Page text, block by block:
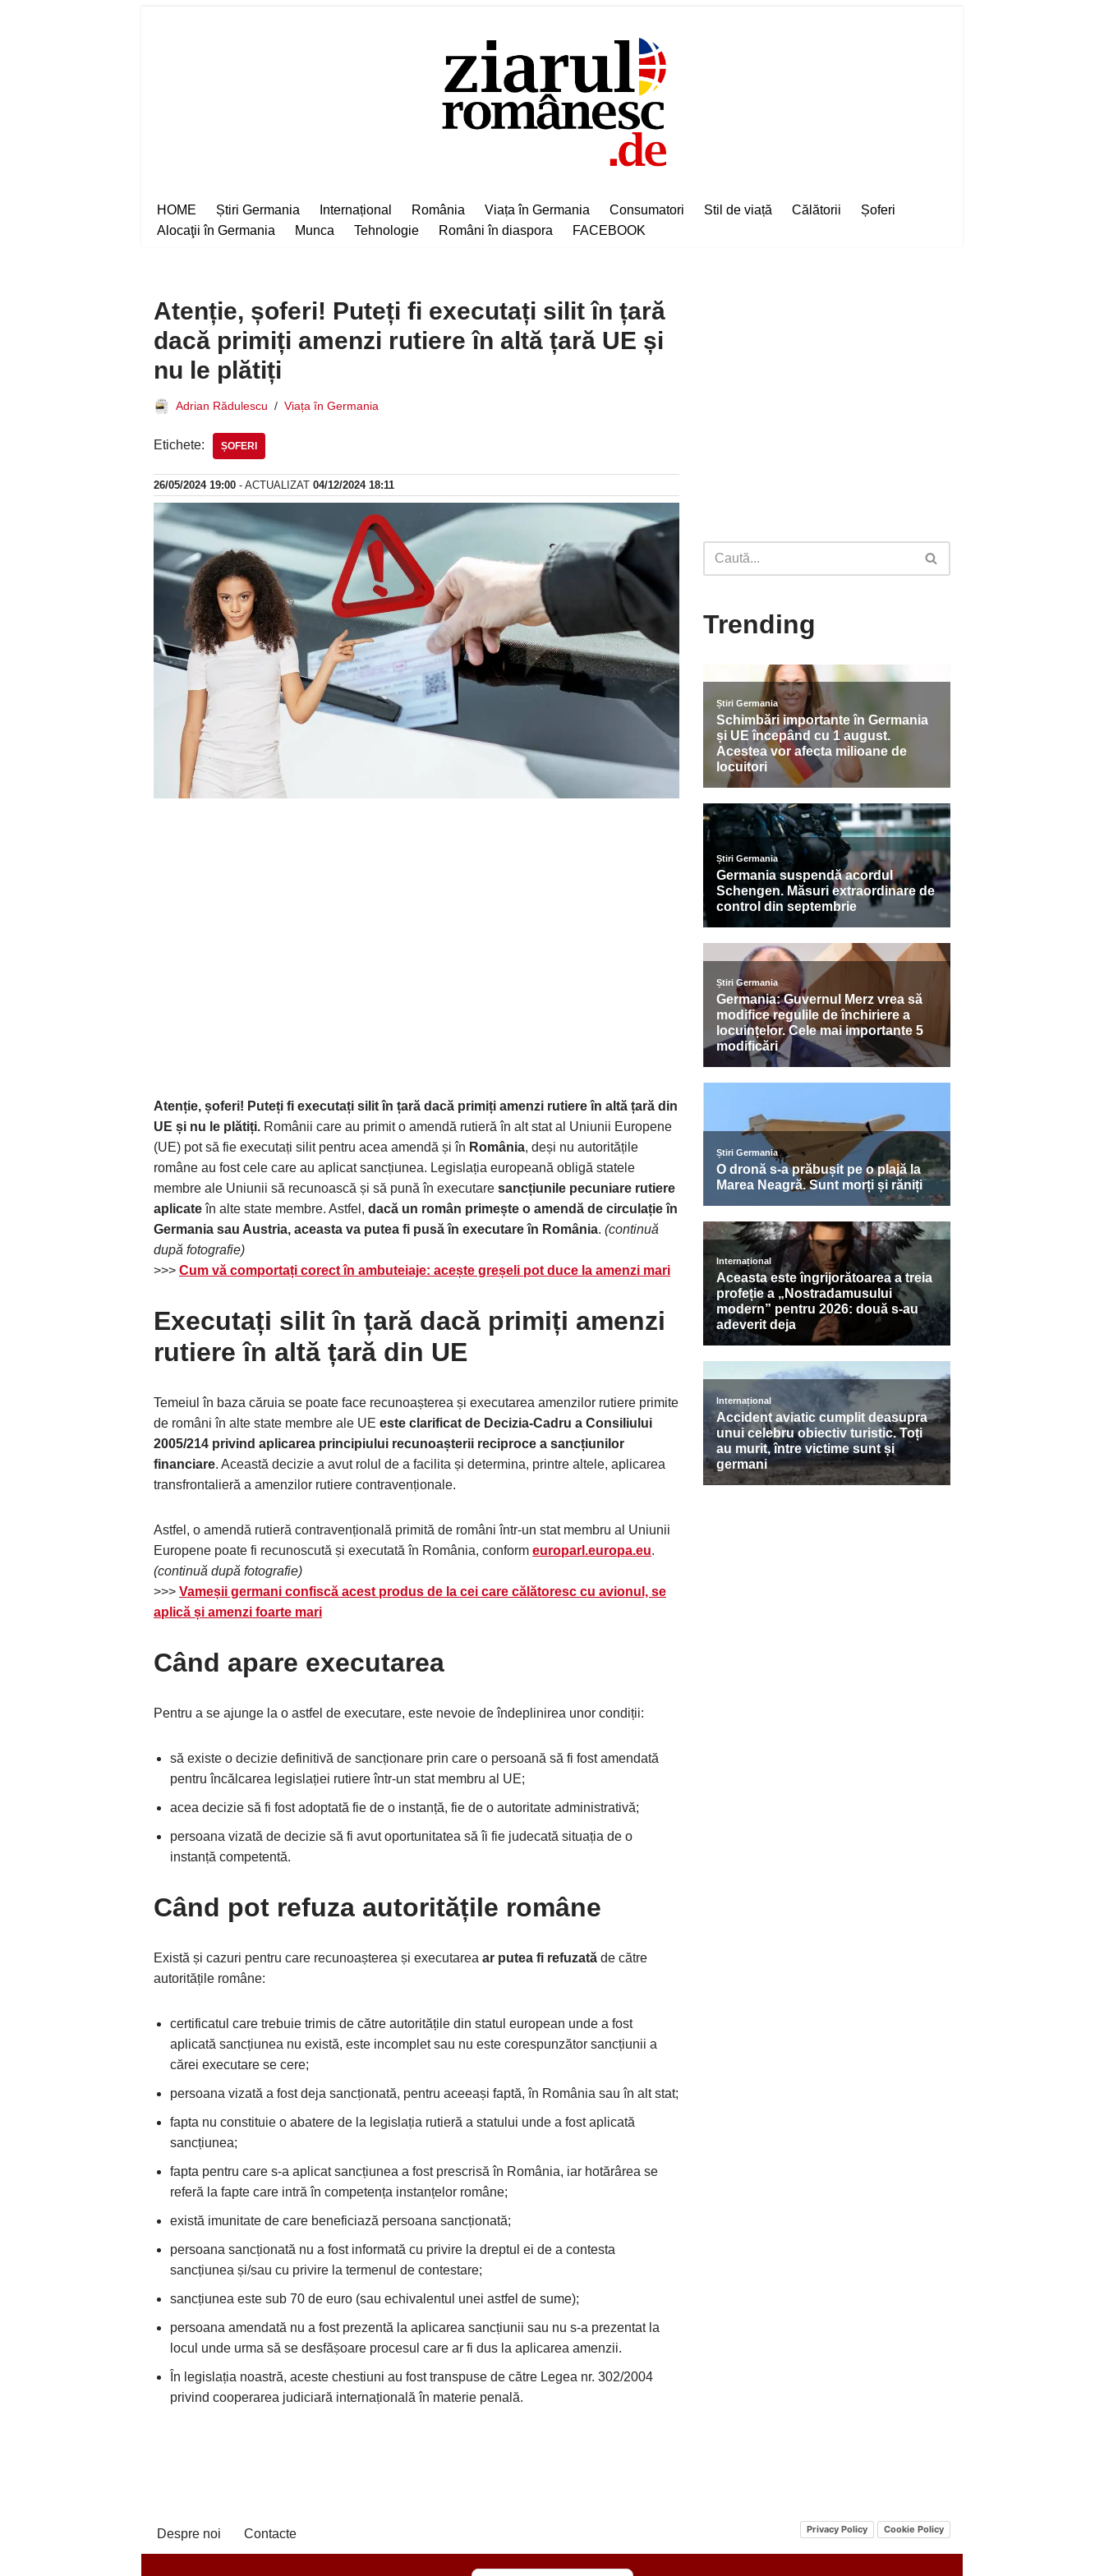
HOME Știri Germania Internațional România Viața în Germania Consumatori Stil de viață Călătorii
Șoferi
Alocaţii în Germania
Munca Tehnologie Români în diaspora FACEBOOK
Atenție, șoferi! Puteți fi executați silit în țară
dacă primiți amenzi rutiere în altă țară UE și
nu le plătiți
Adrian Rădulescu Viața în Germania
Etichete: ȘOFERI
26/05/2024 19:00 - ACTUALIZAT 04/12/2024 18:11
Atenție, șoferi! Puteți fi executați silit în țară dacă primiți amenzi rutiere în altă țară din
UE și nu le plătiți. Românii care au primit o amendă rutieră în alt stat al Uniunii Europene
(UE) pot să fie executați silit pentru acea amendă și în România, deși nu autoritățile
române au fost cele care au aplicat sancțiunea. Legislația europeană obligă statele
membre ale Uniunii să recunoască și să pună în executare sancțiunile pecuniare rutiere
aplicateîn alte state membre. Astfel, dacă un român primește o amendă de circulație în
Germania sau Austria, aceasta va putea fi pusă în executare în România. (continuă
după fotografie)
>>> Cum vă comportați corect în ambuteiaje: acește greșeli pot duce la amenzi mari
Executați silit în țară dacă primiți amenzi
rutiere în altă țară din UE
Temeiul în baza căruia se poate face recunoașterea și executarea amenzilor rutiere primite
de români în alte state membre ale UE este clarificat de Decizia-Cadru a Consiliului
2005/214 privind aplicarea principiului recunoașterii reciproce a sancțiunilor
financiare. Această decizie a avut rolul de a facilita și determina, printre altele, aplicarea
transfrontalieră a amenzilor rutiere contravenționale.
Astfel, o amendă rutieră contravențională primită de români într-un stat membru al Uniunii
Europene poate fi recunoscută și executată în România, conform europarl.europa.eu.
(continuă după fotografie)
>>> Vameșii germani confiscă acest produs de la cei care călătoresc cu avionul, se
aplică și amenzi foarte mari
Când apare executarea
Pentru a se ajunge la o astfel de executare, este nevoie de îndeplinirea unor condiții:
să existe o decizie definitivă de sancționare prin care o persoană să fi fost amendată
pentru încălcarea legislației rutiere într-un stat membru al UE;
acea decizie să fi fost adoptată fie de o instanță, fie de o autoritate administrativă;
persoana vizată de decizie să fi avut oportunitatea să îi fie judecată situația de o
instanță competentă.
Când pot refuza autoritățile române
Există și cazuri pentru care recunoașterea și executarea ar putea fi refuzată de către
autoritățile române:
certificatul care trebuie trimis de către autoritățile din statul european unde a fost
aplicată sancțiunea nu există, este incomplet sau nu este corespunzător sancțiunii a
cărei executare se cere;
persoana vizată a fost deja sancționată, pentru aceeași faptă, în România sau în alt stat;
fapta nu constituie o abatere de la legislația rutieră a statului unde a fost aplicată
sancțiunea;
fapta pentru care s-a aplicat sancțiunea a fost prescrisă în România, iar hotărârea se
referă la fapte care intră în competența instanțelor române;
există imunitate de care beneficiază persoana sancționată;
persoana sancționată nu a fost informată cu privire la dreptul ei de a contesta
sancțiunea și/sau cu privire la termenul de contestare;
sancțiunea este sub 70 de euro (sau echivalentul unei astfel de sume);
persoana amendată nu a fost prezentă la aplicarea sancțiunii sau nu s-a prezentat la
locul unde urma să se desfășoare procesul care ar fi dus la aplicarea amenzii.
În legislația noastră, aceste chestiuni au fost transpuse de către Legea nr. 302/2004
privind cooperarea judiciară internațională în materie penală.
Trending
Despre noi Contacte Privacy Policy Cookie Policy